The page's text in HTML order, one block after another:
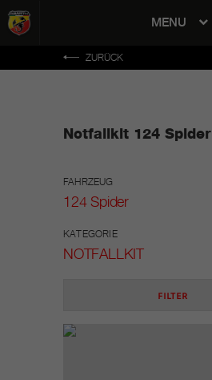
MENU
ZURÜCK
Notfallkit 124 Spider
FAHRZEUG
124 Spider
KATEGORIE
NOTFALLKIT
FILTER